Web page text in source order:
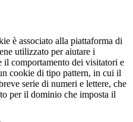
è associato alla piattaforma di
utilizzato per aiutare i
comportamento dei visitatori e
cookie di tipo pattern, in cui il
serie di numeri e lettere, che
per il dominio che imposta il